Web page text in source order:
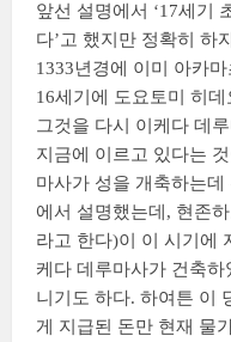
앞선 설명에서 ‘17세기
다’고 했지만 정확히 하
1333년경에 이미 아카
16세기에 도요토미 히
그것을 다시 이케다 데
지금에 이르고 있다는
마사가 성을 개축하는
에서 설명했는데, 현존
라고 한다)이 이 시기에
케다 데루마사가 건축
니기도 하다. 하여튼 이
게 지급된 돈만 현재 물